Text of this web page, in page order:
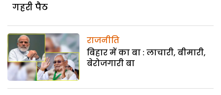
गहरी पैठ
राजनीति
बिहार में का बा : लाचारी, बीमारी,
बेरोजगारी बा